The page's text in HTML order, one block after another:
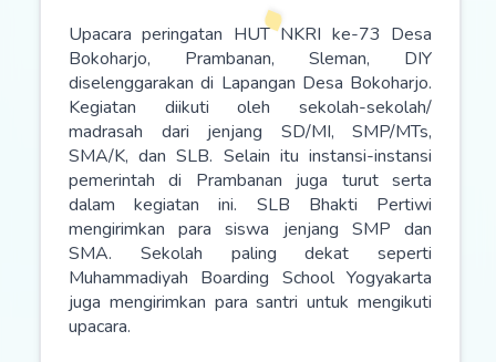
Upacara peringatan HUT NKRI ke-73 Desa
Bokoharjo, Prambanan, Sleman, DIY
diselenggarakan di Lapangan Desa Bokoharjo.
Kegiatan diikuti oleh sekolah-sekolah/
madrasah dari jenjang SD/MI, SMP/MTs,
SMA/K, dan SLB. Selain itu instansi-instansi
pemerintah di Prambanan juga turut serta
dalam kegiatan ini. SLB Bhakti Pertiwi
mengirimkan para siswa jenjang SMP dan
SMA. Sekolah paling dekat seperti
Muhammadiyah Boarding School Yogyakarta
juga mengirimkan para santri untuk mengikuti
upacara.